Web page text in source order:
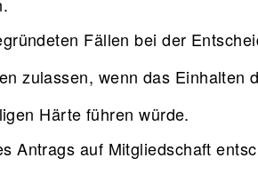
Fällen bei der
zulassen, wenn das Einhalten
Härte führen würde.
Antrags auf Mitgliedschaft